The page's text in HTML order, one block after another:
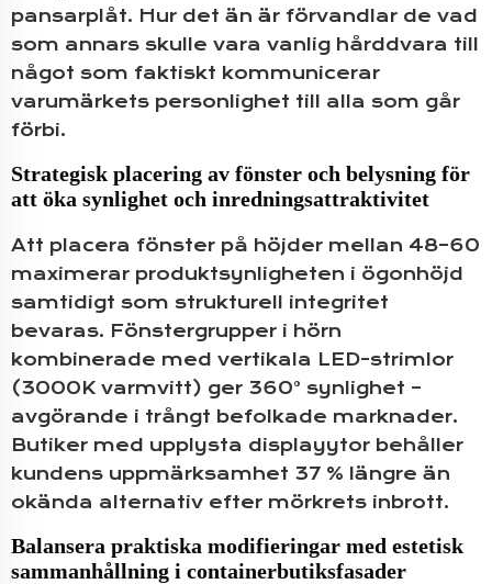
pansarplåt. Hur det än är förvandlar de vad
som annars skulle vara vanlig hårddvara till
något som faktiskt kommunicerar
varumärkets personlighet till alla som går
förbi.
Strategisk placering av fönster och belysning för
att öka synlighet och inredningsattraktivitet
Att placera fönster på höjder mellan 48–60
maximerar produktsynligheten i ögonhöjd
samtidigt som strukturell integritet
bevaras. Fönstergrupper i hörn
kombinerade med vertikala LED-strimlor
(3000K varmvitt) ger 360° synlighet –
avgörande i trångt befolkade marknader.
Butiker med upplysta displayytor behåller
kundens uppmärksamhet 37 % längre än
okända alternativ efter mörkrets inbrott.
Balansera praktiska modifieringar med estetisk
sammanhållning i containerbutiksfasader